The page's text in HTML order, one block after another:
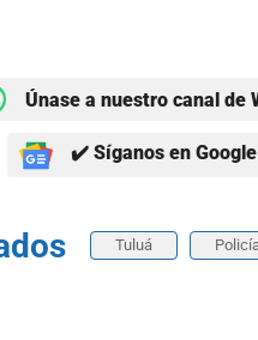
Únase a nuestro canal de
✔️ Síganos en
Tuluá